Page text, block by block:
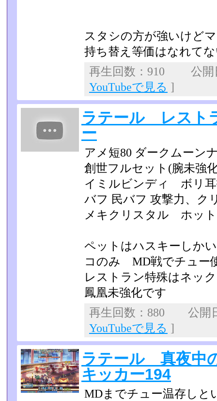
スタシの方が強いけど
持ち替え等価はなれて
再生回数：910 公
YouTubeで見る ]
ラテール レスト
ー
アメ短80 ダークムーン
創世フルセット(腕未強
イミルビンディ ボリ
バフ 民バフ 攻撃力、
メキクリスタル ホッ
ペットはハスキーしか
コのみ MD戦でチュー
レストラン特殊はネッ
鳳凰未強化です
再生回数：880 公開
YouTubeで見る ]
ラテール 真夜中
キッカー194
MDまでチュー温存しと